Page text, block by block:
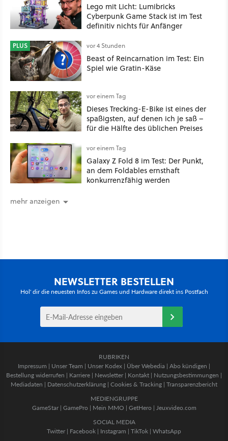
Lego mit Licht: Lumibricks
Cyberpunk Game Stack ist im Test
definitiv nichts für Anfänger
PLUS vor 4 Stunden
Beast of Reincarnation im Test: Ein
Spiel wie Gratin-Käse
vor einem Tag
Dieses Trecking-E-Bike ist eines der
spaßigsten, auf denen ich je saß –
für die Hälfte des üblichen Preises
vor einem Tag
Galaxy Z Fold 8 im Test: Der Punkt,
an dem Foldables ernsthaft
konkurrenzfähig werden
mehr anzeigen
NEWSLETTER BESTELLEN
Hol' dir die neuesten Infos zu Games und Hardware direkt ins Postfach
RUBRIKEN
Impressum | Unser Team | Unser Kodex | Über Webedia | Abo kündigen |
Bestellung widerrufen | Karriere | Newsletter | Kontakt | Nutzungsbestimmungen |
Mediadaten | Datenschutzerklärung | Cookies & Tracking | Transparenzbericht
MEDIENGRUPPE
GameStar| GamePro | Mein MMO | GetHero | Jeuxvideo.com
SOCIAL MEDIA
Twitter | Facebook | Instagram | TikTok | WhatsApp